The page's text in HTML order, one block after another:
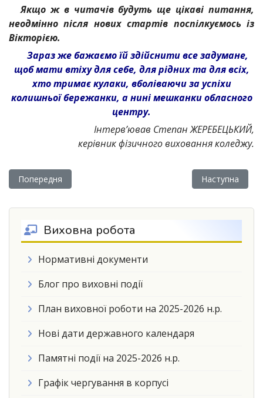
Якщо ж в читачів будуть ще цікаві питання,
неодмінно після нових стартів поспілкуємось із
Вікторією.
Зараз же бажаємо їй здійснити все задумане,
щоб мати втіху для себе, для рідних та для всіх,
хто тримає кулаки, вболіваючи за успіхи
колишньої бережанки, а нині мешканки обласного
центру.
Інтерв’ював Степан ЖЕРЕБЕЦЬКИЙ,
керівник фізичного виховання коледжу.
Попередня стаття: Вифлеємський вогонь миру передали у
Попередня Наступна
Наступна
Виховна робота
Нормативні документи
Блог про виховні події
План виховної роботи на 2025-2026 н.р.
Нові дати державного календаря
Памятні події на 2025-2026 н.р.
Графік чергування в корпусі